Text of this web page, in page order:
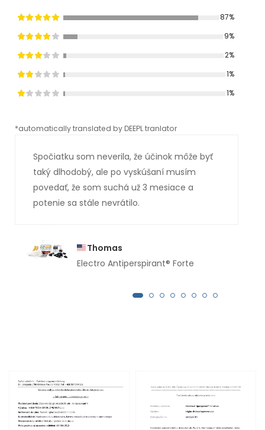
87%
9%
2%
1%
1%
*automatically translated by DEEPL tranlator
Spočiatku som neverila, že účinok môže byť
taký dlhodobý, ale po vyskúšaní musím
povedať, že som suchá už 3 mesiace a
potenie sa stále nevrátilo.
Thomas
Electro Antiperspirant® Forte